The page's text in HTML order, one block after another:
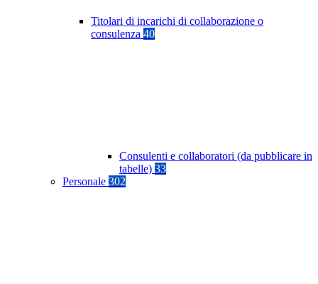
Titolari di incarichi di collaborazione o
consulenza 40
Consulenti e collaboratori (da pubblicare in
tabelle) 33
Personale 302